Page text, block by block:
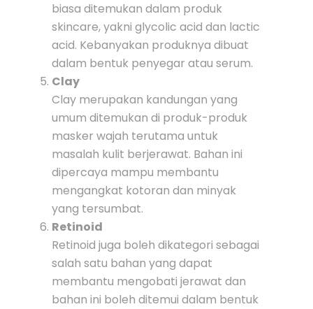
biasa ditemukan dalam produk
skincare, yakni glycolic acid dan lactic
acid. Kebanyakan produknya dibuat
dalam bentuk penyegar atau serum.
Clay
Clay merupakan kandungan yang
umum ditemukan di produk-produk
masker wajah terutama untuk
masalah kulit berjerawat. Bahan ini
dipercaya mampu membantu
mengangkat kotoran dan minyak
yang tersumbat.
Retinoid
Retinoid juga boleh dikategori sebagai
salah satu bahan yang dapat
membantu mengobati jerawat dan
bahan ini boleh ditemui dalam bentuk